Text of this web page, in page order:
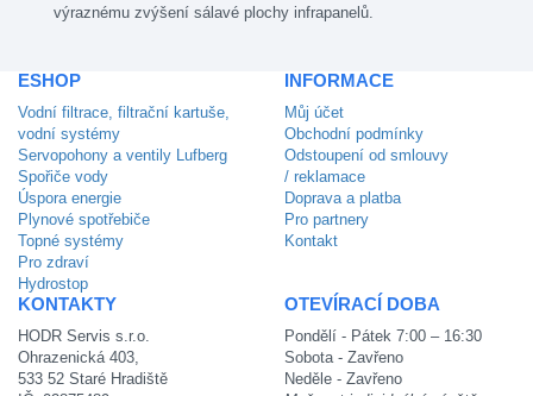
výraznému zvýšení sálavé plochy infrapanelů.
ESHOP
Vodní filtrace, filtrační kartuše,
vodní systémy
Servopohony a ventily Lufberg
Spořiče vody
Úspora energie
Plynové spotřebiče
Topné systémy
Pro zdraví
Hydrostop
INFORMACE
Můj účet
Obchodní podmínky
Odstoupení od smlouvy
/ reklamace
Doprava a platba
Pro partnery
Kontakt
KONTAKTY
HODR Servis s.r.o.
Ohrazenická 403,
533 52 Staré Hradiště
OTEVÍRACÍ DOBA
Pondělí - Pátek 7:00 – 16:30
Sobota - Zavřeno
Neděle - Zavřeno